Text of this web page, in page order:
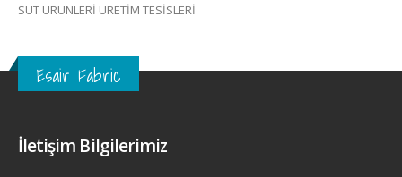
SÜT ÜRÜNLERİ ÜRETİM TESİSLERİ
Esair Fabric
İletişim Bilgilerimiz